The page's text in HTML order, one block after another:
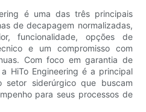
é uma das três principais
de decapagem normalizadas,
funcionalidade, opções de
e um compromisso com
Com foco em garantia de
HiTo Engineering é a principal
setor siderúrgico que buscam
para seus processos de